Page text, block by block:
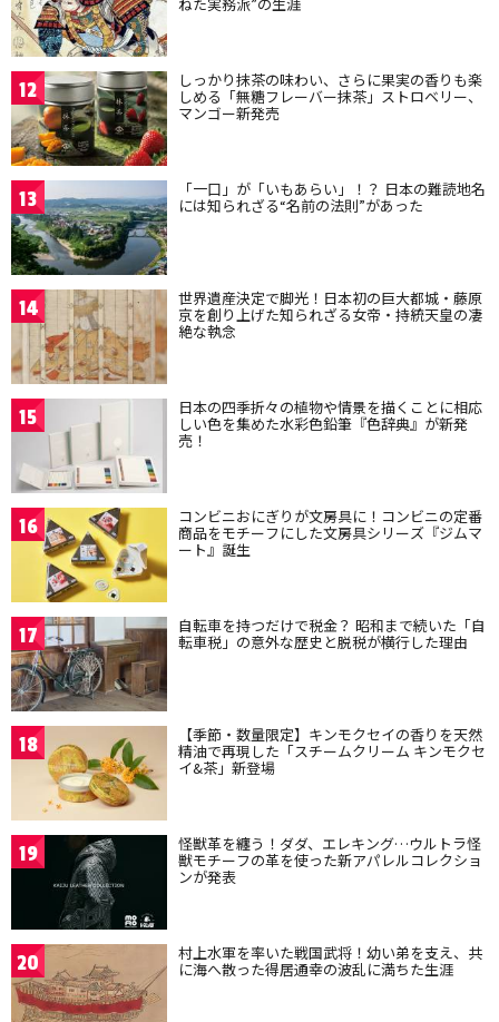
12 しっかり抹茶の味わい、さらに果実の香りも楽
しめる「無糖フレーバー抹茶」ストロベリー、
マンゴー新発売
13 「一口」が「いもあらい」！？ 日本の難読地名
には知られざる“名前の法則”があった
14 世界遺産決定で脚光！日本初の巨大都城・藤原
京を創り上げた知られざる女帝・持統天皇の凄
絶な執念
15 日本の四季折々の植物や情景を描くことに相応
しい色を集めた水彩色鉛筆『色辞典』が新発
売！
16 コンビニおにぎりが文房具に！コンビニの定番
商品をモチーフにした文房具シリーズ『ジムマ
ート』誕生
17 自転車を持つだけで税金？ 昭和まで続いた「自
転車税」の意外な歴史と脱税が横行した理由
18 【季節・数量限定】キンモクセイの香りを天然
精油で再現した「スチームクリーム キンモクセ
イ&茶」新登場
19 怪獣革を纏う！ダダ、エレキング…ウルトラ怪
獣モチーフの革を使った新アパレルコレクショ
ンが発表
20 村上水軍を率いた戦国武将！幼い弟を支え、共
に海へ散った得居通幸の波乱に満ちた生涯